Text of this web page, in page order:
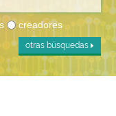
creadores
otras búsquedas